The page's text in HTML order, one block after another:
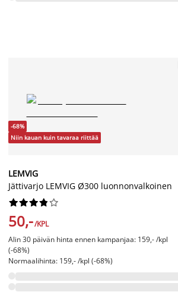
-68%
Niin kauan kuin tavaraa riittää
LEMVIG
Jättivarjo LEMVIG Ø300 luonnonvalkoinen






50,-/KPL
Alin 30 päivän hinta ennen kampanjaa: 159,- /kpl
(-68%)
Normaalihinta: 159,- /kpl (-68%)